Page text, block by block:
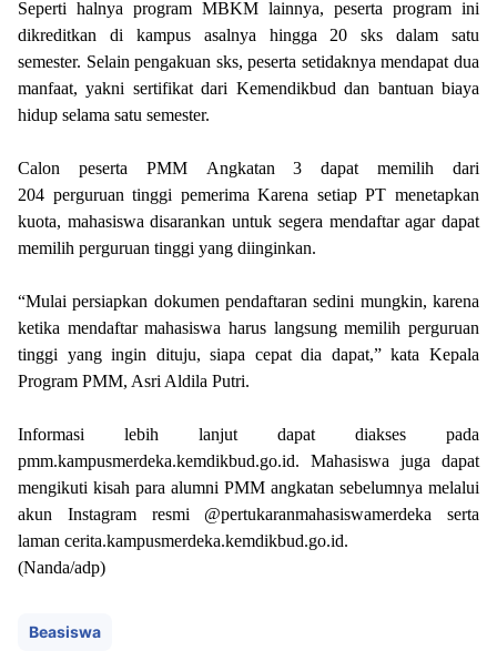
Seperti halnya program MBKM lainnya, peserta program ini
dikreditkan di kampus asalnya hingga 20 sks dalam satu
semester. Selain pengakuan sks, peserta setidaknya mendapat dua
manfaat, yakni sertifikat dari Kemendikbud dan bantuan biaya
hidup selama satu semester.
Calon peserta PMM Angkatan 3 dapat memilih dari
204 perguruan tinggi pemerima Karena setiap PT menetapkan
kuota, mahasiswa disarankan untuk segera mendaftar agar dapat
memilih perguruan tinggi yang diinginkan.
“Mulai persiapkan dokumen pendaftaran sedini mungkin, karena
ketika mendaftar mahasiswa harus langsung memilih perguruan
tinggi yang ingin dituju, siapa cepat dia dapat,” kata Kepala
Program PMM, Asri Aldila Putri.
Informasi lebih lanjut dapat diakses pada
pmm.kampusmerdeka.kemdikbud.go.id. Mahasiswa juga dapat
mengikuti kisah para alumni PMM angkatan sebelumnya melalui
akun Instagram resmi @pertukaranmahasiswamerdeka serta
laman cerita.kampusmerdeka.kemdikbud.go.id.
(Nanda/adp)
Beasiswa